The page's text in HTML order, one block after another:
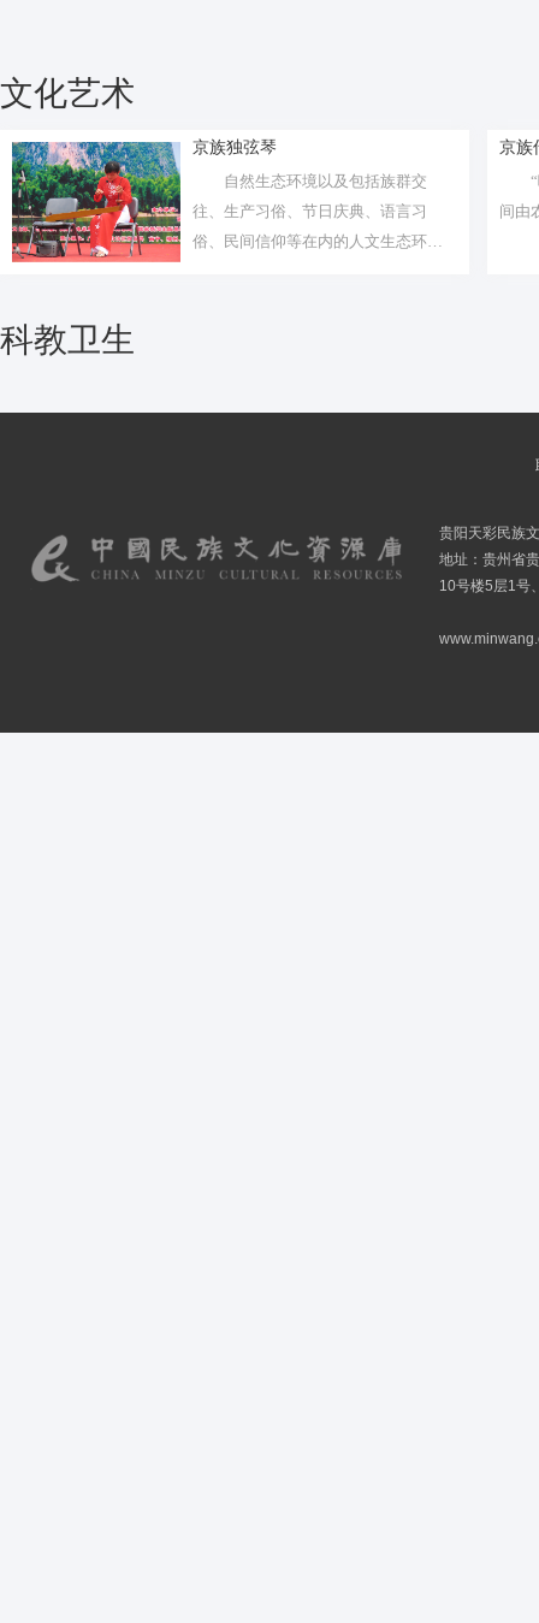
文化艺术
京族独弦琴
自然生态环境以及包括族群交
往、生产习俗、节日庆典、语言习
俗、民间信仰等在内的人文生态环境
京
间由
科教卫生
贵阳天彩民族
地址：贵州省
10号楼5层1号